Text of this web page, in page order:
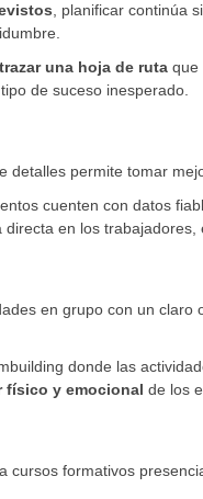
, planificar continúa
trazar una hoja de ruta que
de suceso inesperado.
detalles permite tomar
cuenten con datos
en los trabajadores,
en grupo con un
donde las
físico y emocional de los
cursos formativos